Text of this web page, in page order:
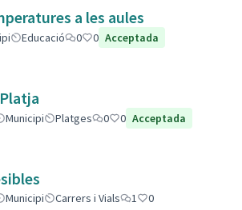
a les aules
Educació 0 0 Acceptada
Municipi Platges 0 0 Acceptada
Municipi Carrers i Vials 1
0